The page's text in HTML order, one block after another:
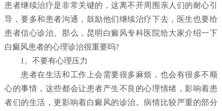
患者继续治疗是非常关键的，这离不开周围亲人们的耐心引
导，要多和患者沟通，鼓励他们继续治疗下去，医生也要给
患者信心诊治。那么，昆明白癜风专科医院给大家介绍一下
白癜风患者的心理诊治很重要吗?
1、不要有心理压力
患者在生活和工作上会需要很多麻烦，也会有很多不顺
心的事情，这些都会让患者产生不良的心理情绪，影响着患
者们的生活，更影响着白癜风的诊治。病情比较严重的部分